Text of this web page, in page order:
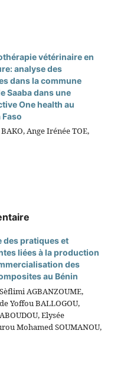
vétérinaire en
analyse des
dans la commune
Saaba dans une
One health au
Ange Irénée TOE,
des pratiques et
liées à la production
des
au Bénin
AGBANZOUME,
Yoffou BALLOGOU,
Elysée
Mohamed SOUMANOU,